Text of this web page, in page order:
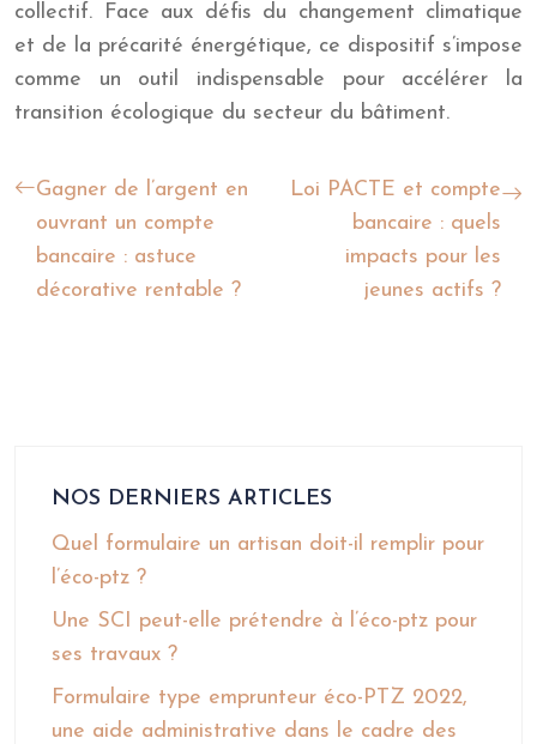
collectif. Face aux défis du changement climatique
et de la précarité énergétique, ce dispositif s’impose
comme un outil indispensable pour accélérer la
transition écologique du secteur du bâtiment.
Gagner de l’argent en
ouvrant un compte
bancaire : astuce
décorative rentable ?
Loi PACTE et compte
bancaire : quels
impacts pour les
jeunes actifs ?
NOS DERNIERS ARTICLES
Quel formulaire un artisan doit-il remplir pour
l’éco-ptz ?
Une SCI peut-elle prétendre à l’éco-ptz pour
ses travaux ?
Formulaire type emprunteur éco-PTZ 2022,
une aide administrative dans le cadre des